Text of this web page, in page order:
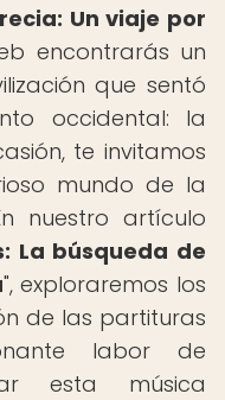
Un viaje por
encontrarás un
que sentó
occidental: la
te invitamos
mundo de la
nuestro artículo
La búsqueda de
", exploraremos los
de las partituras
labor de
esta música